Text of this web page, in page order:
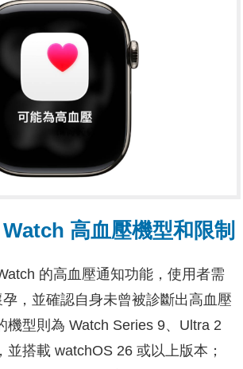
高血壓機型和限制
的高血壓通知功能，使用者需
，並確認自身未曾被診斷出高血壓
機型則為 Watch Series 9、Ultra 2
並搭載 watchOS 26 或以上版本；